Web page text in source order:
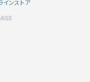
ンストア